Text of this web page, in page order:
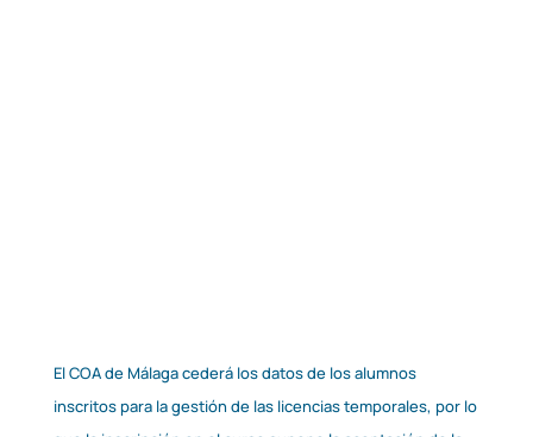
El COA de Málaga cederá los datos de los alumnos
inscritos para la gestión de las licencias temporales, por lo